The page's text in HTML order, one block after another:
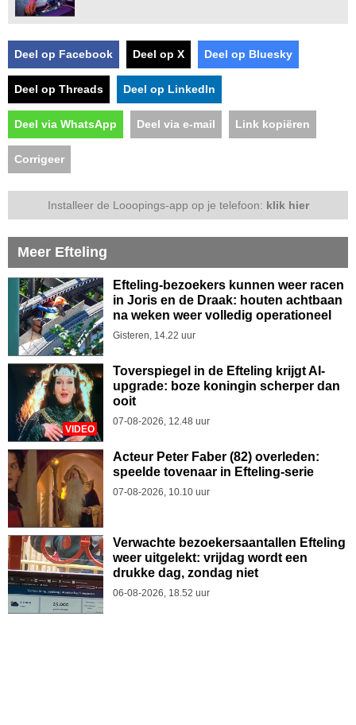
Deel op Facebook Deel op X Deel op Bluesky
Deel op Threads Deel op LinkedIn
Deel via WhatsApp Deel via e-mail Link kopiëren
Corrigeer
Installeer de Looopings-app op je telefoon: klik hier
Meer Efteling
Efteling-bezoekers kunnen weer racen
in Joris en de Draak: houten achtbaan
na weken weer volledig operationeel
Gisteren, 14.22 uur
VIDEO
Toverspiegel in de Efteling krijgt AI-
upgrade: boze koningin scherper dan
ooit
07-08-2026, 12.48 uur
Acteur Peter Faber (82) overleden:
speelde tovenaar in Efteling-serie
07-08-2026, 10.10 uur
Verwachte bezoekersaantallen Efteling
weer uitgelekt: vrijdag wordt een
drukke dag, zondag niet
06-08-2026, 18.52 uur